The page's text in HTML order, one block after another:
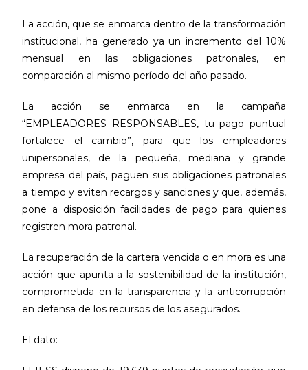
La acción, que se enmarca dentro de la transformación
institucional, ha generado ya un incremento del 10%
mensual en las obligaciones patronales, en
comparación al mismo período del año pasado.
La acción se enmarca en la campaña
“EMPLEADORES RESPONSABLES, tu pago puntual
fortalece el cambio”, para que los empleadores
unipersonales, de la pequeña, mediana y grande
empresa del país, paguen sus obligaciones patronales
a tiempo y eviten recargos y sanciones y que, además,
pone a disposición facilidades de pago para quienes
registren mora patronal.
La recuperación de la cartera vencida o en mora es una
acción que apunta a la sostenibilidad de la institución,
comprometida en la transparencia y la anticorrupción
en defensa de los recursos de los asegurados.
El dato: